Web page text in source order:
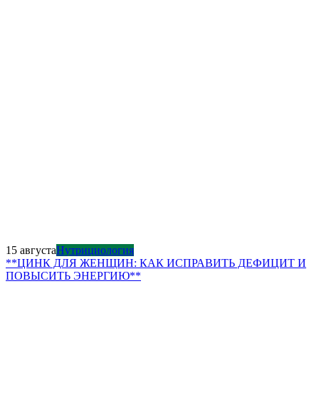
15 августаНутрициология
**ЦИНК ДЛЯ ЖЕНЩИН: КАК ИСПРАВИТЬ ДЕФИЦИТ И
ПОВЫСИТЬ ЭНЕРГИЮ**